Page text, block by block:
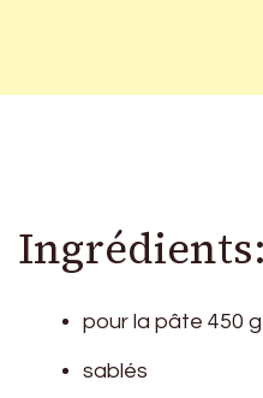
Ingrédients:
pour la pâte 450
sablés